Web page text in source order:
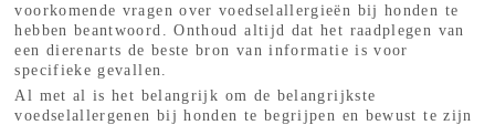
voorkomende vragen over voedselallergieën bij honden te
hebben beantwoord. Onthoud altijd dat het raadplegen van
een dierenarts de beste bron van informatie is voor
specifieke gevallen.
Al met al is het belangrijk om de belangrijkste
voedselallergenen bij honden te begrijpen en bewust te zijn